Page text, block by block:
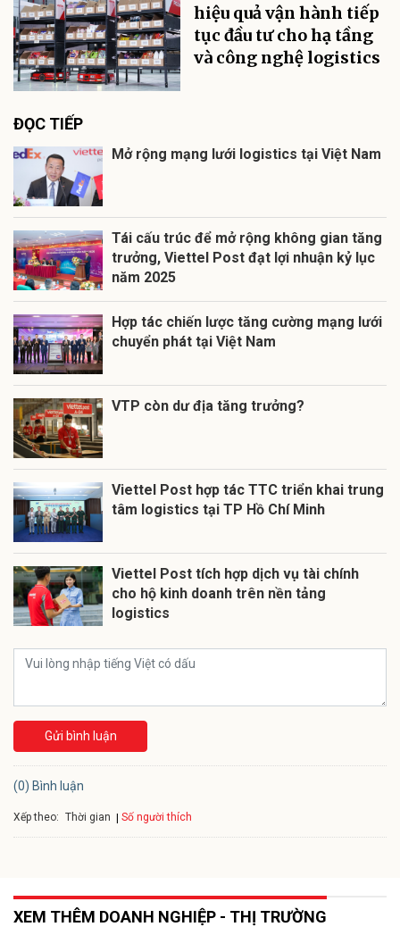
hiệu quả vận hành tiếp
tục đầu tư cho hạ tầng
và công nghệ logistics
ĐỌC TIẾP
Mở rộng mạng lưới logistics tại Việt Nam
Tái cấu trúc để mở rộng không gian tăng
trưởng, Viettel Post đạt lợi nhuận kỷ lục
năm 2025
Hợp tác chiến lược tăng cường mạng lưới
chuyển phát tại Việt Nam
VTP còn dư địa tăng trưởng?
Viettel Post hợp tác TTC triển khai trung
tâm logistics tại TP Hồ Chí Minh
Viettel Post tích hợp dịch vụ tài chính
cho hộ kinh doanh trên nền tảng
logistics
Gửi bình luận
(0) Bình luận
Xếp theo: Thời gian Số người thích
XEM THÊM DOANH NGHIỆP - THỊ TRƯỜNG